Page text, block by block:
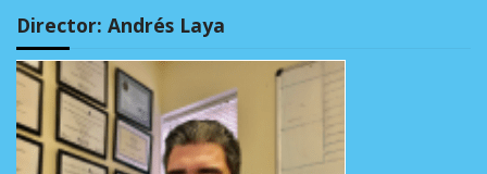
Director: Andrés Laya